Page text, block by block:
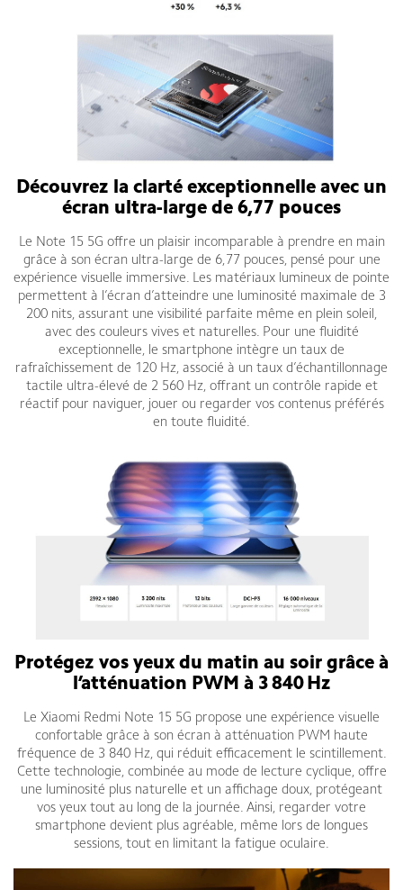
Découvrez la clarté exceptionnelle avec un
écran ultra-large de 6,77 pouces
Le Note 15 5G offre un plaisir incomparable à prendre en main
grâce à son écran ultra-large de 6,77 pouces, pensé pour une
expérience visuelle immersive. Les matériaux lumineux de pointe
permettent à l’écran d’atteindre une luminosité maximale de 3
200 nits, assurant une visibilité parfaite même en plein soleil,
avec des couleurs vives et naturelles. Pour une fluidité
exceptionnelle, le smartphone intègre un taux de
rafraîchissement de 120 Hz, associé à un taux d’échantillonnage
tactile ultra-élevé de 2 560 Hz, offrant un contrôle rapide et
réactif pour naviguer, jouer ou regarder vos contenus préférés
en toute fluidité.
Protégez vos yeux du matin au soir grâce à
l’atténuation PWM à 3 840 Hz
Le Xiaomi Redmi Note 15 5G propose une expérience visuelle
confortable grâce à son écran à atténuation PWM haute
fréquence de 3 840 Hz, qui réduit efficacement le scintillement.
Cette technologie, combinée au mode de lecture cyclique, offre
une luminosité plus naturelle et un affichage doux, protégeant
vos yeux tout au long de la journée. Ainsi, regarder votre
smartphone devient plus agréable, même lors de longues
sessions, tout en limitant la fatigue oculaire.